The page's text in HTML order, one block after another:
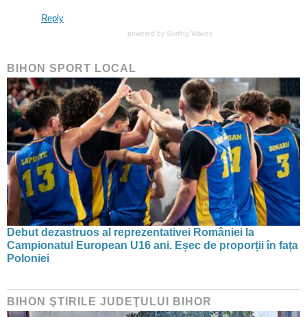
Reply
powered by Surfing Waves
BIHON SPORT LOCAL
Debut dezastruos al reprezentativei României la
Campionatul European U16 ani. Eșec de proporții în fața
Poloniei
BIHON ŞTIRILE JUDEŢULUI BIHOR